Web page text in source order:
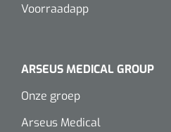
Voorraadapp
ARSEUS MEDICAL GROUP
Onze groep
Arseus Medical